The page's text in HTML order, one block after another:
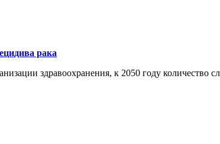
рака
здравоохранения, к 2050 году количество